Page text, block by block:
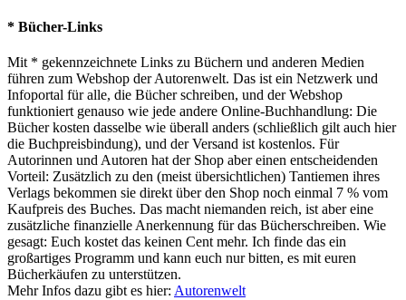
* Bücher-Links
Mit * gekennzeichnete Links zu Büchern und anderen Medien
führen zum Webshop der Autorenwelt. Das ist ein Netzwerk und
Infoportal für alle, die Bücher schreiben, und der Webshop
funktioniert genauso wie jede andere Online-Buchhandlung: Die
Bücher kosten dasselbe wie überall anders (schließlich gilt auch hier
die Buchpreisbindung), und der Versand ist kostenlos. Für
Autorinnen und Autoren hat der Shop aber einen entscheidenden
Vorteil: Zusätzlich zu den (meist übersichtlichen) Tantiemen ihres
Verlags bekommen sie direkt über den Shop noch einmal 7 % vom
Kaufpreis des Buches. Das macht niemanden reich, ist aber eine
zusätzliche finanzielle Anerkennung für das Bücherschreiben. Wie
gesagt: Euch kostet das keinen Cent mehr. Ich finde das ein
großartiges Programm und kann euch nur bitten, es mit euren
Bücherkäufen zu unterstützen.
Mehr Infos dazu gibt es hier: Autorenwelt